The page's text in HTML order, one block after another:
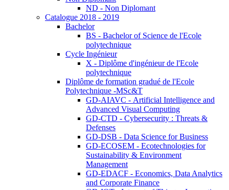
ND - Non Diplomant
Catalogue 2018 - 2019
Bachelor
BS - Bachelor of Science de l'Ecole
polytechnique
Cycle Ingénieur
X - Diplôme d'ingénieur de l'Ecole
polytechnique
Diplôme de formation gradué de l'Ecole
Polytechnique -MSc&T
GD-AIAVC - Artificial Intelligence and
Advanced Visual Computing
GD-CTD - Cybersecurity : Threats &
Defenses
GD-DSB - Data Science for Business
GD-ECOSEM - Ecotechnologies for
Sustainability & Environment
Management
GD-EDACF - Economics, Data Analytics
and Corporate Finance